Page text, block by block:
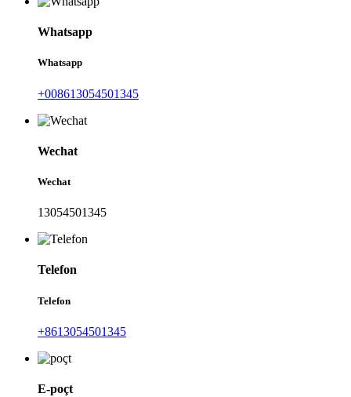
Whatsapp
Whatsapp
+008613054501345
Wechat
Wechat
13054501345
Telefon
Telefon
+8613054501345
E-poçt